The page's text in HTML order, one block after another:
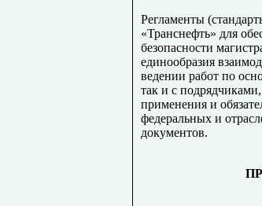
Регламенты
«Транснефть» для
безопасности
единообразия
ведении работ по
так и с
применения и
федеральных и
документов.